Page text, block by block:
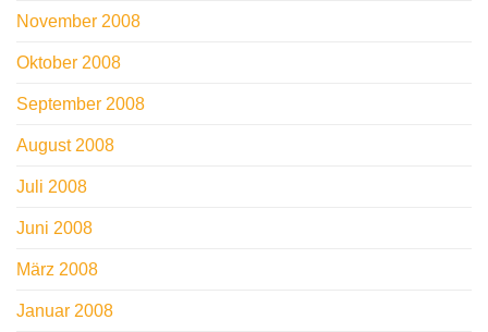
November 2008
Oktober 2008
September 2008
August 2008
Juli 2008
Juni 2008
März 2008
Januar 2008